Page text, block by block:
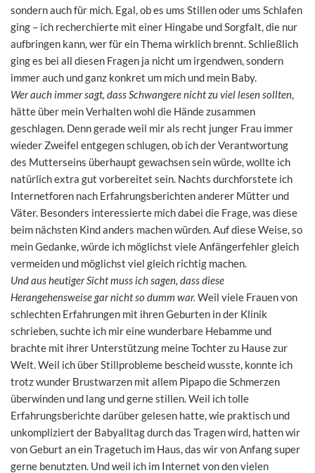
sondern auch für mich. Egal, ob es ums Stillen oder ums Schlafen
ging – ich recherchierte mit einer Hingabe und Sorgfalt, die nur
aufbringen kann, wer für ein Thema wirklich brennt. Schließlich
ging es bei all diesen Fragen ja nicht um irgendwen, sondern
immer auch und ganz konkret um mich und mein Baby.
Wer auch immer sagt, dass Schwangere nicht zu viel lesen sollten,
hätte über mein Verhalten wohl die Hände zusammen
geschlagen. Denn gerade weil mir als recht junger Frau immer
wieder Zweifel entgegen schlugen, ob ich der Verantwortung
des Mutterseins überhaupt gewachsen sein würde, wollte ich
natürlich extra gut vorbereitet sein. Nachts durchforstete ich
Internetforen nach Erfahrungsberichten anderer Mütter und
Väter. Besonders interessierte mich dabei die Frage, was diese
beim nächsten Kind anders machen würden. Auf diese Weise, so
mein Gedanke, würde ich möglichst viele Anfängerfehler gleich
vermeiden und möglichst viel gleich richtig machen.
Und aus heutiger Sicht muss ich sagen, dass diese
Herangehensweise gar nicht so dumm war. Weil viele Frauen von
schlechten Erfahrungen mit ihren Geburten in der Klinik
schrieben, suchte ich mir eine wunderbare Hebamme und
brachte mit ihrer Unterstützung meine Tochter zu Hause zur
Welt. Weil ich über Stillprobleme bescheid wusste, konnte ich
trotz wunder Brustwarzen mit allem Pipapo die Schmerzen
überwinden und lang und gerne stillen. Weil ich tolle
Erfahrungsberichte darüber gelesen hatte, wie praktisch und
unkompliziert der Babyalltag durch das Tragen wird, hatten wir
von Geburt an ein Tragetuch im Haus, das wir von Anfang super
gerne benutzten. Und weil ich im Internet von den vielen